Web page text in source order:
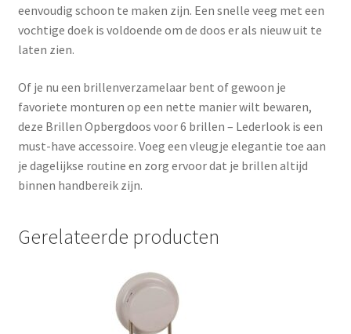
eenvoudig schoon te maken zijn. Een snelle veeg met een
vochtige doek is voldoende om de doos er als nieuw uit te
laten zien.
Of je nu een brillenverzamelaar bent of gewoon je
favoriete monturen op een nette manier wilt bewaren,
deze Brillen Opbergdoos voor 6 brillen – Lederlook is een
must-have accessoire. Voeg een vleugje elegantie toe aan
je dagelijkse routine en zorg ervoor dat je brillen altijd
binnen handbereik zijn.
Gerelateerde producten